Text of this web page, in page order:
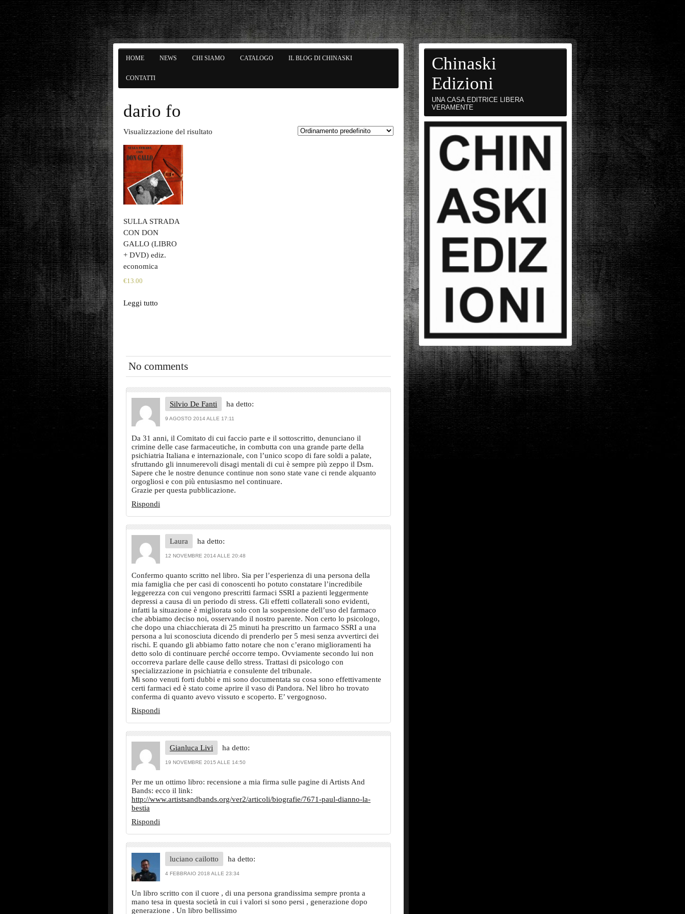
HOME NEWS CHI SIAMO CATALOGO IL BLOG DI CHINASKI
CONTATTI
dario fo
Visualizzazione del risultato
SULLA STRADA
CON DON
GALLO (LIBRO
+ DVD) ediz.
economica
€13.00
Leggi tutto
No comments
Silvio De Fanti ha detto:
9 AGOSTO 2014 ALLE 17:11
Da 31 anni, il Comitato di cui faccio parte e il sottoscritto, denunciano il
crimine delle case farmaceutiche, in combutta con una grande parte della
psichiatria Italiana e internazionale, con l’unico scopo di fare soldi a palate,
sfruttando gli innumerevoli disagi mentali di cui è sempre più zeppo il Dsm.
Sapere che le nostre denunce continue non sono state vane ci rende alquanto
orgogliosi e con più entusiasmo nel continuare.
Grazie per questa pubblicazione.
Rispondi
Laura ha detto:
12 NOVEMBRE 2014 ALLE 20:48
Confermo quanto scritto nel libro. Sia per l’esperienza di una persona della
mia famiglia che per casi di conoscenti ho potuto constatare l’incredibile
leggerezza con cui vengono prescritti farmaci SSRI a pazienti leggermente
depressi a causa di un periodo di stress. Gli effetti collaterali sono evidenti,
infatti la situazione è migliorata solo con la sospensione dell’uso del farmaco
che abbiamo deciso noi, osservando il nostro parente. Non certo lo psicologo,
che dopo una chiacchierata di 25 minuti ha prescritto un farmaco SSRI a una
persona a lui sconosciuta dicendo di prenderlo per 5 mesi senza avvertirci dei
rischi. E quando gli abbiamo fatto notare che non c’erano miglioramenti ha
detto solo di continuare perché occorre tempo. Ovviamente secondo lui non
occorreva parlare delle cause dello stress. Trattasi di psicologo con
specializzazione in psichiatria e consulente del tribunale.
Mi sono venuti forti dubbi e mi sono documentata su cosa sono effettivamente
certi farmaci ed è stato come aprire il vaso di Pandora. Nel libro ho trovato
conferma di quanto avevo vissuto e scoperto. E’ vergognoso.
Rispondi
Gianluca Livi ha detto:
19 NOVEMBRE 2015 ALLE 14:50
Per me un ottimo libro: recensione a mia firma sulle pagine di Artists And
Bands: ecco il link:
http://www.artistsandbands.org/ver2/articoli/biografie/7671-paul-dianno-la-
bestia
Rispondi
luciano cailotto ha detto:
4 FEBBRAIO 2018 ALLE 23:34
Un libro scritto con il cuore , di una persona grandissima sempre pronta a
mano tesa in questa società in cui i valori si sono persi , generazione dopo
generazione . Un libro bellissimo
Chinaski
Edizioni
UNA CASA EDITRICE LIBERA
VERAMENTE